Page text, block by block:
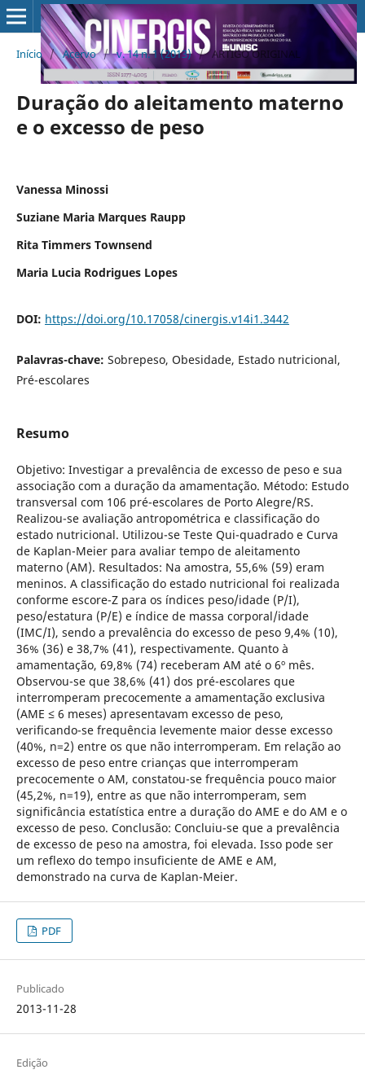
Início / Acervo / v. 14 n. 1 (2013) / ARTIGO ORIGINAL
Duração do aleitamento materno
e o excesso de peso
Vanessa Minossi
Suziane Maria Marques Raupp
Rita Timmers Townsend
Maria Lucia Rodrigues Lopes
DOI: https://doi.org/10.17058/cinergis.v14i1.3442
Palavras-chave: Sobrepeso, Obesidade, Estado nutricional,
Pré-escolares
Resumo
Objetivo: Investigar a prevalência de excesso de peso e sua
associação com a duração da amamentação. Método: Estudo
transversal com 106 pré-escolares de Porto Alegre/RS.
Realizou-se avaliação antropométrica e classificação do
estado nutricional. Utilizou-se Teste Qui-quadrado e Curva
de Kaplan-Meier para avaliar tempo de aleitamento
materno (AM). Resultados: Na amostra, 55,6% (59) eram
meninos. A classificação do estado nutricional foi realizada
conforme escore-Z para os índices peso/idade (P/I),
peso/estatura (P/E) e índice de massa corporal/idade
(IMC/I), sendo a prevalência do excesso de peso 9,4% (10),
36% (36) e 38,7% (41), respectivamente. Quanto à
amamentação, 69,8% (74) receberam AM até o 6º mês.
Observou-se que 38,6% (41) dos pré-escolares que
interromperam precocemente a amamentação exclusiva
(AME ≤ 6 meses) apresentavam excesso de peso,
verificando-se frequência levemente maior desse excesso
(40%, n=2) entre os que não interromperam. Em relação ao
excesso de peso entre crianças que interromperam
precocemente o AM, constatou-se frequência pouco maior
(45,2%, n=19), entre as que não interromperam, sem
significância estatística entre a duração do AME e do AM e o
excesso de peso. Conclusão: Concluiu-se que a prevalência
de excesso de peso na amostra, foi elevada. Isso pode ser
um reflexo do tempo insuficiente de AME e AM,
demonstrado na curva de Kaplan-Meier.
PDF
Publicado
2013-11-28
Edição